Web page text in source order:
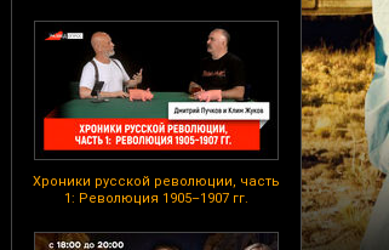
Хроники русской революции, часть
1: Революция 1905–1907 гг.